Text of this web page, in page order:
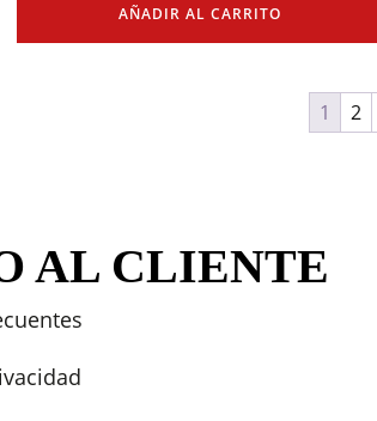
AÑADIR AL CARRITO
1 2
AL CLIENTE